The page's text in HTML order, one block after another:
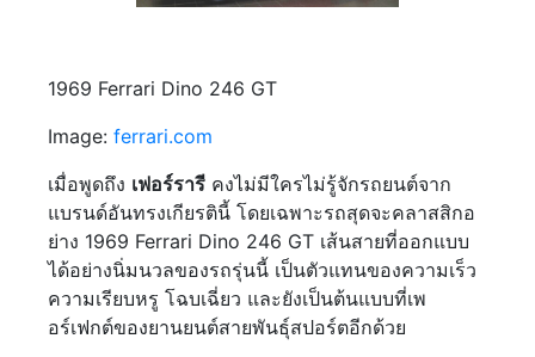
1969 Ferrari Dino 246 GT
Image: ferrari.com
เมื่อพูดถึง เฟอร์รารี คงไม่มีใครไม่รู้จักรถยนต์จาก
แบรนด์อันทรงเกียรตินี้ โดยเฉพาะรถสุดจะคลาสสิกอ
ย่าง 1969 Ferrari Dino 246 GT เส้นสายที่ออกแบบ
ได้อย่างนิ่มนวลของรถรุ่นนี้ เป็นตัวแทนของความเร็ว
ความเรียบหรู โฉบเฉี่ยว และยังเป็นต้นแบบที่เพ
อร์เฟกต์ของยานยนต์สายพันธ์ุสปอร์ตอีกด้วย